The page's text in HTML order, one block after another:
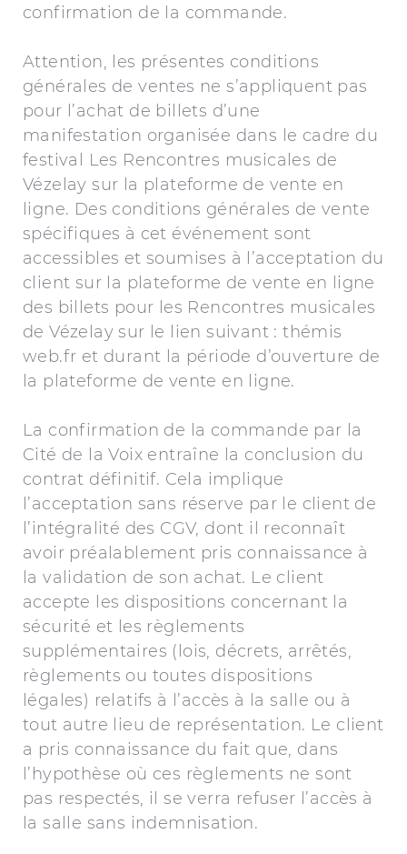
confirmation de la commande.
Attention, les présentes conditions
générales de ventes ne s’appliquent pas
pour l’achat de billets d’une
manifestation organisée dans le cadre du
festival Les Rencontres musicales de
Vézelay sur la plateforme de vente en
ligne. Des conditions générales de vente
spécifiques à cet événement sont
accessibles et soumises à l’acceptation du
client sur la plateforme de vente en ligne
des billets pour les Rencontres musicales
de Vézelay sur le lien suivant : thémis
web.fr et durant la période d’ouverture de
la plateforme de vente en ligne.
La confirmation de la commande par la
Cité de la Voix entraîne la conclusion du
contrat définitif. Cela implique
l’acceptation sans réserve par le client de
l’intégralité des CGV, dont il reconnaît
avoir préalablement pris connaissance à
la validation de son achat. Le client
accepte les dispositions concernant la
sécurité et les règlements
supplémentaires (lois, décrets, arrêtés,
règlements ou toutes dispositions
légales) relatifs à l’accès à la salle ou à
tout autre lieu de représentation. Le client
a pris connaissance du fait que, dans
l’hypothèse où ces règlements ne sont
pas respectés, il se verra refuser l’accès à
la salle sans indemnisation.